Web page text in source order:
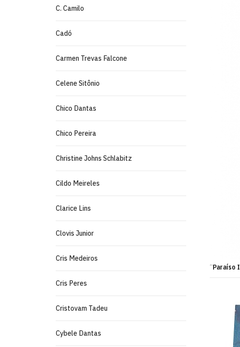
C. Camilo
Cadó
Carmen Trevas Falcone
Celene Sitônio
Chico Dantas
Chico Pereira
Christine Johns Schlabitz
Cildo Meireles
Clarice Lins
Clovis Junior
Cris Medeiros
Cris Peres
Cristovam Tadeu
Cybele Dantas
“Paraíso I